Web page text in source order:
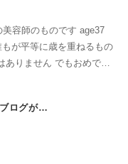
容師のものです age37
が平等に歳を重ねるもの
りません でもおめでと
ブログが…